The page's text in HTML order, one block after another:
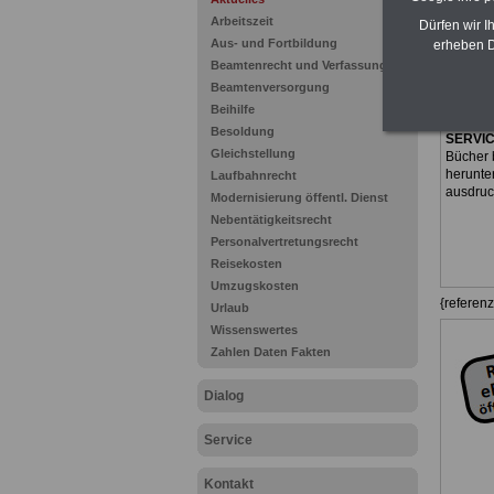
Arbeitszeit
Aus- und Fortbildung
Beamtenrecht und Verfassung
Beamtenversorgung
Beihilfe
Besoldung
Gleichstellung
Laufbahnrecht
Modernisierung öffentl. Dienst
Nebentätigkeitsrecht
Personalvertretungsrecht
Reisekosten
Umzugskosten
Urlaub
Wissenswertes
Zahlen Daten Fakten
Dialog
Service
Kontakt
Euro
Bücher
Dürfen wir
erheben